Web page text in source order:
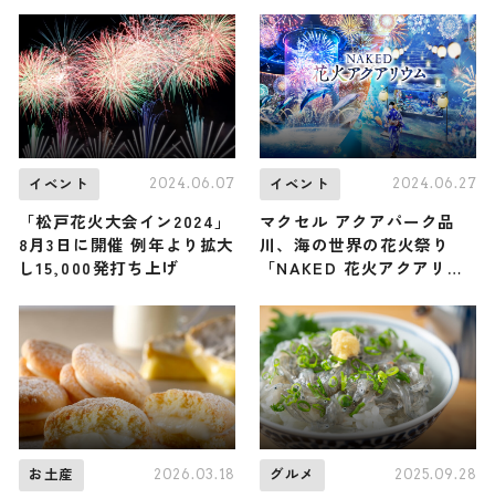
用まで幅広く紹介
よりスタート
イベント 2024.06.07
「松戸花火大会イン2024」
8月3日に開催 例年より拡大
し15,000発打ち上げ
イベント 2024.06.27
マクセル アクアパーク品
川、海の世界の花火祭り
「NAKED 花火アクアリウ
お土産 2026.03.18 グルメ 2025.09.28